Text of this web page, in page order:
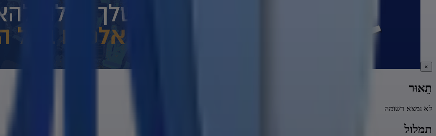
×
תֵאוּר
לא נמצא רשומה
תמלול